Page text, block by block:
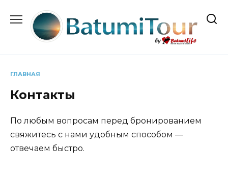
содержанию
ГЛАВНАЯ
Контакты
По любым вопросам перед бронированием
свяжитесь с нами удобным способом —
отвечаем быстро.